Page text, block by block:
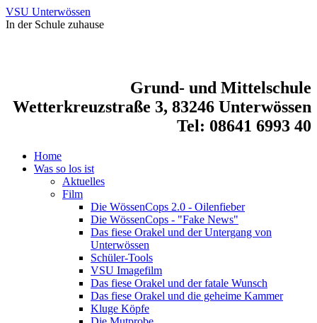
VSU Unterwössen
In der Schule zuhause
Grund- und Mittelschule
Wetterkreuzstraße 3, 83246 Unterwössen
Tel: 08641 6993 40
Home
Was so los ist
Aktuelles
Film
Die WössenCops 2.0 - Oilenfieber
Die WössenCops - "Fake News"
Das fiese Orakel und der Untergang von
Unterwössen
Schüler-Tools
VSU Imagefilm
Das fiese Orakel und der fatale Wunsch
Das fiese Orakel und die geheime Kammer
Kluge Köpfe